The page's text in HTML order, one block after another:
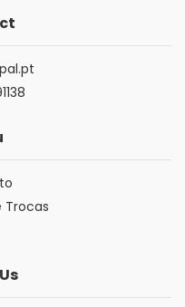
Trocas